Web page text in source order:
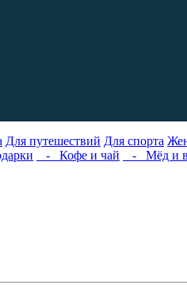
Для путешествий Для спорта
- Кофе и чай - Мёд и